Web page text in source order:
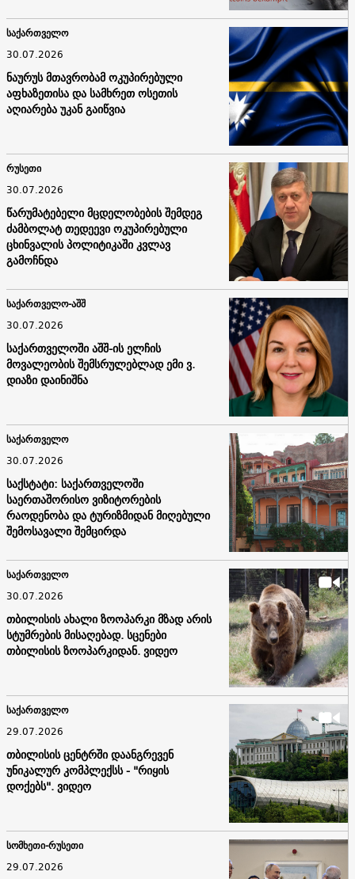
საქართველო
30.07.2026
ნაურუს მთავრობამ ოკუპირებული
აფხაზეთისა და სამხრეთ ოსეთის
აღიარება უკან გაიწვია
რუსეთი
30.07.2026
წარუმატებელი მცდელობების შემდეგ
ძამბოლატ თედეევი ოკუპირებული
ცხინვალის პოლიტიკაში კვლავ
გამოჩნდა
საქართველო-აშშ
30.07.2026
საქართველოში აშშ-ის ელჩის
მოვალეობის შემსრულებლად ემი ვ.
დიაზი დაინიშნა
საქართველო
30.07.2026
საქსტატი: საქართველოში
საერთაშორისო ვიზიტორების
რაოდენობა და ტურიზმიდან მიღებული
შემოსავალი შემცირდა
საქართველო
30.07.2026
თბილისის ახალი ზოოპარკი მზად არის
სტუმრების მისაღებად. სცენები
თბილისის ზოოპარკიდან. ვიდეო
საქართველო
29.07.2026
თბილისის ცენტრში დაანგრევენ
უნიკალურ კომპლექსს - "რიყის
დოქებს". ვიდეო
სომხეთი-რუსეთი
29.07.2026